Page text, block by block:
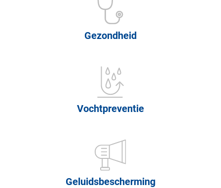
Gezondheid
Vochtpreventie
Geluidsbescherming